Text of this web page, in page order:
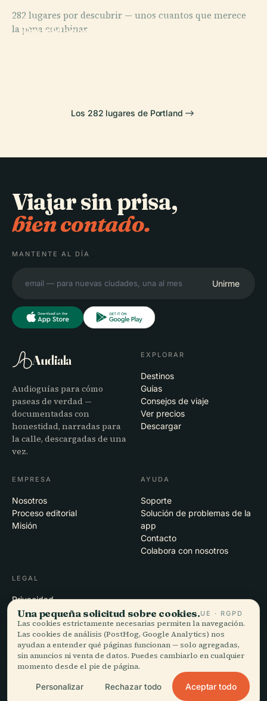
282 lugares por descubrir — unos cuantos que merece
la pena combinar.
PLACE
Providence
PLACE
PLACE
Los 282 lugares de Portland
Viajar sin prisa,
bien contado.
MANTENTE AL DÍA
Unirme
Audiala
Audioguías para cómo
paseas de verdad —
documentadas con
honestidad, narradas para
la calle, descargadas de una
vez.
EXPLORAR
Destinos
Guías
Consejos de viaje
Ver precios
Descargar
EMPRESA
Nosotros
Proceso editorial
Misión
AYUDA
Soporte
Solución de problemas de la
app
Contacto
Colabora con nosotros
LEGAL
Privacidad
Términos
Configuración de cookies
Eliminar cuenta
© 2026 Audiala · Hecho en Morges, Suiza, en la carretera y en la nube
EN · FR · DE · ES · IT · PT · JA · ZH · HI · RU · CS · AR
Una pequeña solicitud sobre cookies.UE · RGPD
Las cookies estrictamente necesarias permiten la navegación.
Las cookies de análisis (PostHog, Google Analytics) nos
ayudan a entender qué páginas funcionan — solo agregadas,
sin anuncios ni venta de datos. Puedes cambiarlo en cualquier
momento desde el pie de página.
Personalizar Rechazar todo Aceptar todo